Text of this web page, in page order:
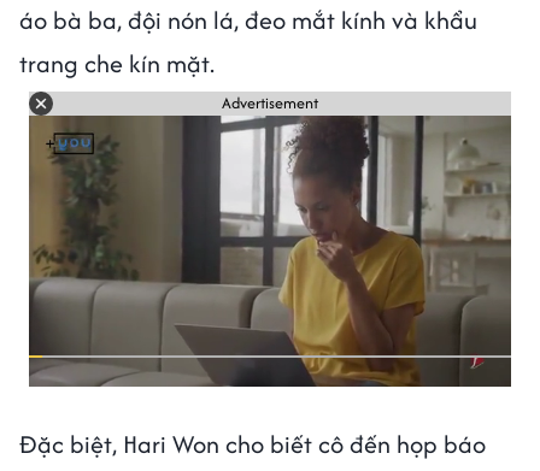
áo bà ba, đội nón lá, đeo mắt kính và khẩu
trang che kín mặt.
Advertisement
Đặc biệt, Hari Won cho biết cô đến họp báo